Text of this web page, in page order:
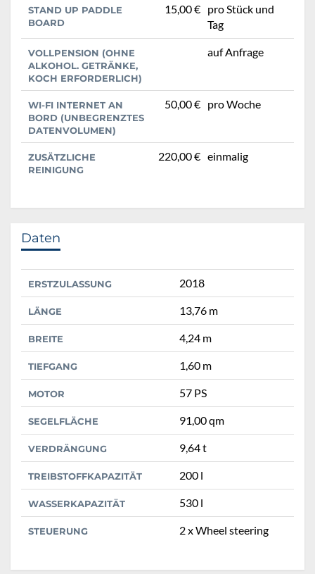
STAND UP PADDLE
BOARD
15,00 € pro Stück und
Tag
VOLLPENSION (OHNE
ALKOHOL. GETRÄNKE,
KOCH ERFORDERLICH)
auf Anfrage
WI-FI INTERNET AN
BORD (UNBEGRENZTES
DATENVOLUMEN)
50,00 € pro Woche
ZUSÄTZLICHE
REINIGUNG
220,00 € einmalig
Daten
ERSTZULASSUNG 2018
LÄNGE 13,76 m
BREITE 4,24 m
TIEFGANG 1,60 m
MOTOR 57 PS
SEGELFLÄCHE 91,00 qm
VERDRÄNGUNG 9,64 t
TREIBSTOFFKAPAZITÄT 200 l
WASSERKAPAZITÄT 530 l
STEUERUNG 2 x Wheel steering